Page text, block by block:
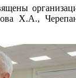
Х.А.,